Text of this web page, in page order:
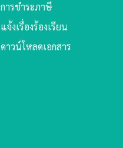
การชำระภาษี
แจ้งเรื่องร้องเรียน
ดาวน์โหลดเอกสาร